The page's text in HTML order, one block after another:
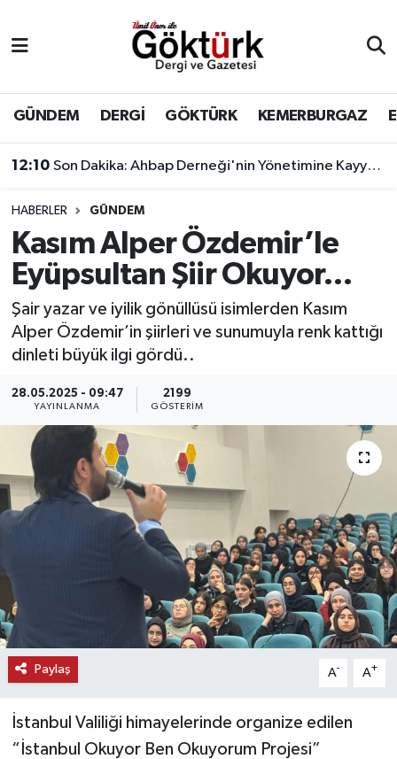
GÜNDEM DERGİ GÖKTÜRK KEMERBURGAZ
11:17 Çağatay Ulusoy'un yeni görünümü sosyal medyada gündem yarattı
HABERLER GÜNDEM
Kasım Alper Özdemir’le
Eyüpsultan Şiir Okuyor…
Şair yazar ve iyilik gönüllüsü isimlerden Kasım
Alper Özdemir’in şiirleri ve sunumuyla renk kattığı
dinleti büyük ilgi gördü..
28.05.2025 - 09:47
YAYINLANMA
2199
GÖSTERIM
Paylaş A- A+
İstanbul Valiliği himayelerinde organize edilen
“İstanbul Okuyor Ben Okuyorum Projesi”
BİLİM
DERGİ
DÜNYA
EĞİTİM
EKONOMİ
GÖKTÜRK
KEMERBURGAZ
KÜLTÜR - SANAT
MAGAZİN
SPOR
TİCARET
Eyüpsultan Hava Durumu
Eyüpsultan Trafik Yoğunluk Haritası
Süper Lig Puan Durumu ve Fikstür
Tüm Manşetler
Son Dakika Haberleri
Haber Arşivi